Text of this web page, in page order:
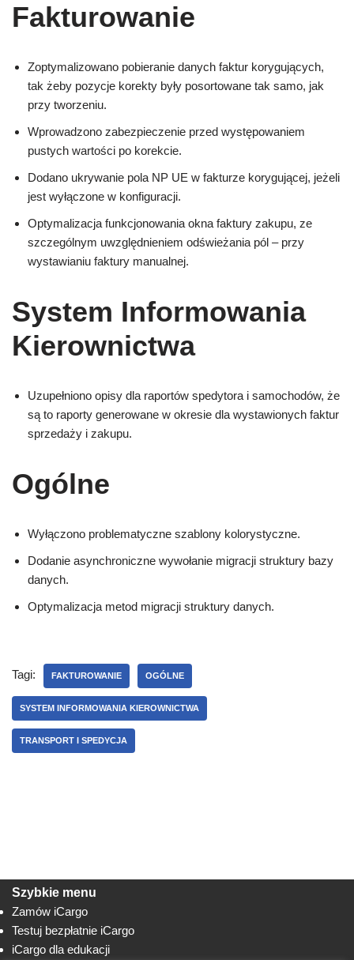
Fakturowanie
Zoptymalizowano pobieranie danych faktur korygujących,
tak żeby pozycje korekty były posortowane tak samo, jak
przy tworzeniu.
Wprowadzono zabezpieczenie przed występowaniem
pustych wartości po korekcie.
Dodano ukrywanie pola NP UE w fakturze korygującej, jeżeli
jest wyłączone w konfiguracji.
Optymalizacja funkcjonowania okna faktury zakupu, ze
szczególnym uwzględnieniem odświeżania pól – przy
wystawianiu faktury manualnej.
System Informowania
Kierownictwa
Uzupełniono opisy dla raportów spedytora i samochodów, że
są to raporty generowane w okresie dla wystawionych faktur
sprzedaży i zakupu.
Ogólne
Wyłączono problematyczne szablony kolorystyczne.
Dodanie asynchroniczne wywołanie migracji struktury bazy
danych.
Optymalizacja metod migracji struktury danych.
Tagi: FAKTUROWANIE OGÓLNE
SYSTEM INFORMOWANIA KIEROWNICTWA
TRANSPORT I SPEDYCJA
Szybkie menu
Zamów iCargo
Testuj bezpłatnie iCargo
iCargo dla edukacji